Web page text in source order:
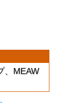
、MEAW